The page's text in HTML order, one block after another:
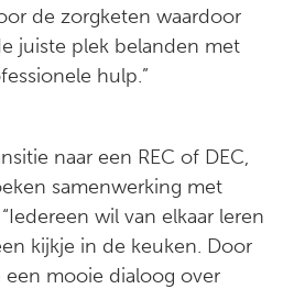
de zorgketen waardoor
juiste plek belanden met
hulp.”
naar een REC of DEC,
samenwerking met
wil van elkaar leren
kijkje in de keuken. Door
mooie dialoog over